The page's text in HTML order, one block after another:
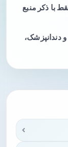
با ذکر منبع
دندانپزشک،